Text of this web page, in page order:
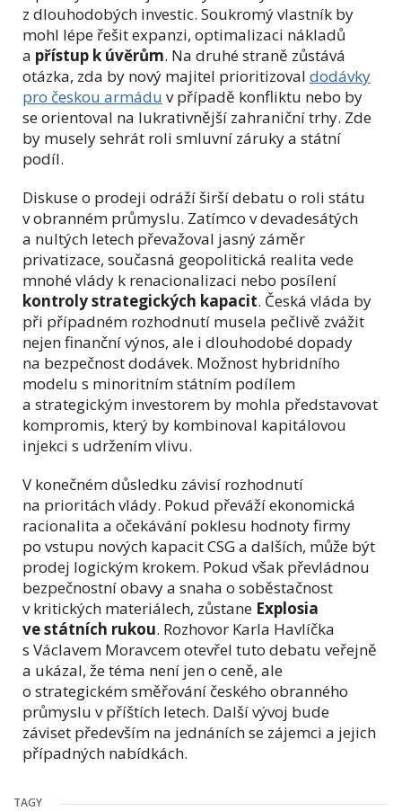
z dlouhodobých investic. Soukromý vlastník by
mohl lépe řešit expanzi, optimalizaci nákladů
a přístup k úvěrům. Na druhé straně zůstává
otázka, zda by nový majitel prioritizoval dodávky
pro českou armádu v případě konfliktu nebo by
se orientoval na lukrativnější zahraniční trhy. Zde
by musely sehrát roli smluvní záruky a státní
podíl.
Diskuse o prodeji odráží širší debatu o roli státu
v obranném průmyslu. Zatímco v devadesátých
a nultých letech převažoval jasný záměr
privatizace, současná geopolitická realita vede
mnohé vlády k renacionalizaci nebo posílení
kontroly strategických kapacit. Česká vláda by
při případném rozhodnutí musela pečlivě zvážit
nejen finanční výnos, ale i dlouhodobé dopady
na bezpečnost dodávek. Možnost hybridního
modelu s minoritním státním podílem
a strategickým investorem by mohla představovat
kompromis, který by kombinoval kapitálovou
injekci s udržením vlivu.
V konečném důsledku závisí rozhodnutí
na prioritách vlády. Pokud převáží ekonomická
racionalita a očekávání poklesu hodnoty firmy
po vstupu nových kapacit CSG a dalších, může být
prodej logickým krokem. Pokud však převládnou
bezpečnostní obavy a snaha o soběstačnost
v kritických materiálech, zůstane Explosia
ve státních rukou. Rozhovor Karla Havlíčka
s Václavem Moravcem otevřel tuto debatu veřejně
a ukázal, že téma není jen o ceně, ale
o strategickém směřování českého obranného
průmyslu v příštích letech. Další vývoj bude
záviset především na jednáních se zájemci a jejich
případných nabídkách.
TAGY